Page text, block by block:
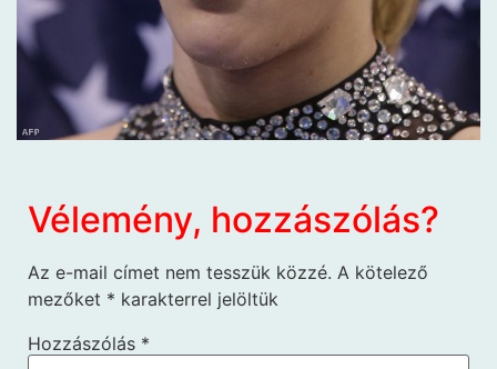
Vélemény, hozzászólás?
Az e-mail címet nem tesszük közzé. A kötelező
mezőket * karakterrel jelöltük
Hozzászólás *